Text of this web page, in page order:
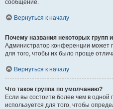
сообщение.
Вернуться к началу
Почему названия некоторых групп
Администратор конференции может
для того, чтобы их было проще
Вернуться к началу
Что такое группа по умолчанию?
Если вы состоите более чем в
используется для того, чтобы